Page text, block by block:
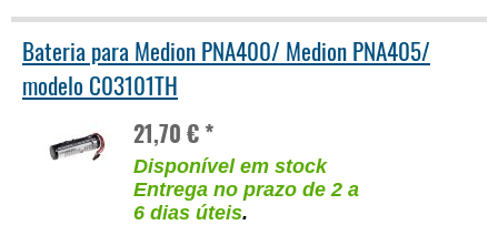
Bateria para Medion PNA400/ Medion PNA405/
modelo C03101TH
21,70 € *
Disponível em stock
Entrega no prazo de 2 a
6 dias úteis.